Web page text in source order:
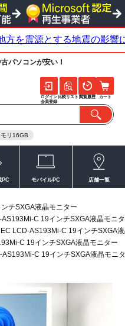
パソコンが安い！
モリ16GB
ログイン
会員登録
比較リスト 閲覧履歴 カート
PC モバイルPC 店舗一覧
チSXGA液晶モニター
AS193Mi-C 19インチSXGA液晶モニ
LCD-AS193Mi-C 19インチSXGA
C 19インチSXGA液晶モニター
AS193Mi-C 19インチSXGA液晶モニ